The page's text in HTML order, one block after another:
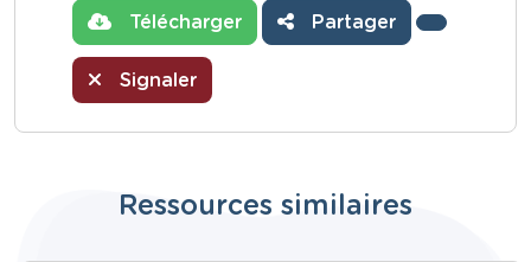
Télécharger Partager
Signaler
Ressources similaires